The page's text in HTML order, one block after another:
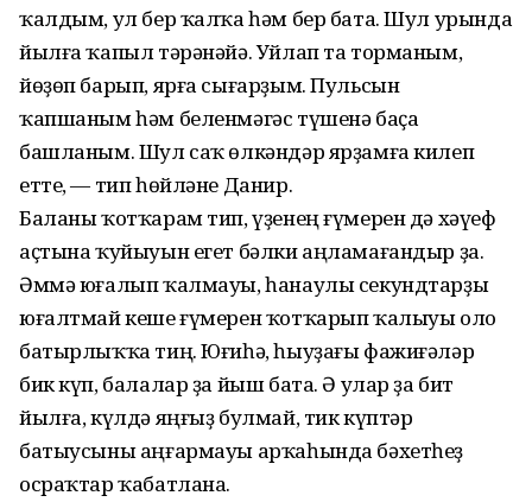
ҡалдым, ул бер ҡалҡа һәм бер бата. Шул урында
йылға ҡапыл тәрәнәйә. Уйлап та торманым,
йөҙөп барып, ярға сығарҙым. Пульсын
ҡапшаным һәм беленмәгәс түшенә баҫа
башланым. Шул саҡ өлкәндәр ярҙамға килеп
етте, — тип һөйләне Данир.
Баланы ҡотҡарам тип, үҙенең ғүмерен дә хәүеф
аҫтына ҡуйыуын егет бәлки аңламағандыр ҙа.
Әммә юғалып ҡалмауы, һанаулы секундтарҙы
юғалтмай кеше ғүмерен ҡотҡарып ҡалыуы оло
батырлыҡҡа тиң. Юғиһә, һыуҙағы фажиғәләр
бик күп, балалар ҙа йыш бата. Ә улар ҙа бит
йылға, күлдә яңғыҙ булмай, тик күптәр
батыусыны аңғармауы арҡаһында бәхетһеҙ
осраҡтар ҡабатлана.